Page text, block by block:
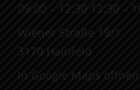
09:00 – 12:30 13:30 –
Wiener Straße 19/1
3170 Hainfeld
In Google Maps öffnen.